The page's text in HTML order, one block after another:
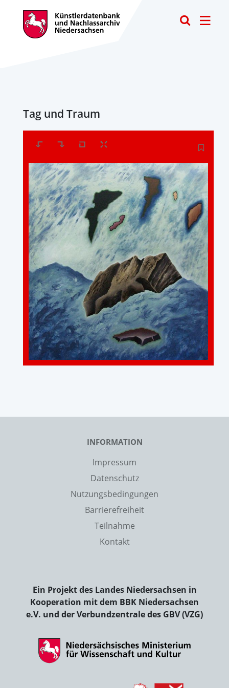
Tag und Traum
INFORMATION
Impressum
Datenschutz
Nutzungsbedingungen
Barrierefreiheit
Teilnahme
Kontakt
Ein Projekt des Landes Niedersachsen in
Kooperation mit dem BBK Niedersachsen
e.V. und der Verbundzentrale des GBV (VZG)